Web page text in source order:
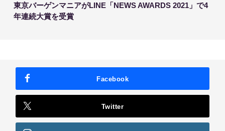
東京バーゲンマニアがLINE「NEWS AWARDS 2021」で4
年連続大賞を受賞
Facebook
Twitter